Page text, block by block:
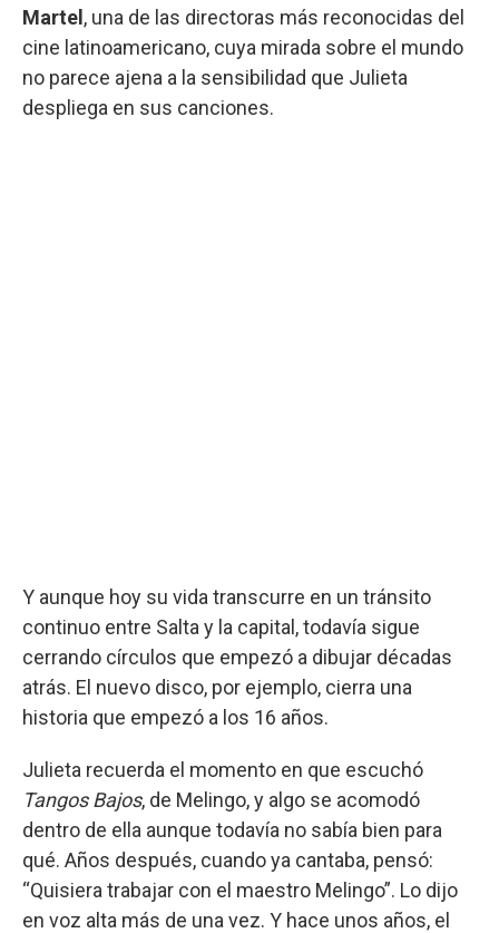
Martel , una de las directoras más reconocidas del
cine latinoamericano, cuya mirada sobre el mundo
no parece ajena a la sensibilidad que Julieta
despliega en sus canciones.
Y aunque hoy su vida transcurre en un tránsito
continuo entre Salta y la capital, todavía sigue
cerrando círculos que empezó a dibujar décadas
atrás. El nuevo disco, por ejemplo, cierra una
historia que empezó a los 16 años.
Julieta recuerda el momento en que escuchó
Tangos Bajos, de Melingo, y algo se acomodó
dentro de ella aunque todavía no sabía bien para
qué. Años después, cuando ya cantaba, pensó:
“Quisiera trabajar con el maestro Melingo”. Lo dijo
en voz alta más de una vez. Y hace unos años, el